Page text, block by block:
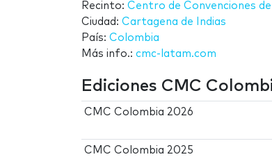
Recinto: Centro de Convenciones
Ciudad: Cartagena de Indias
País: Colombia
Más info.: cmc-latam.com
Ediciones CMC
CMC Colombia 2026
CMC Colombia 2025